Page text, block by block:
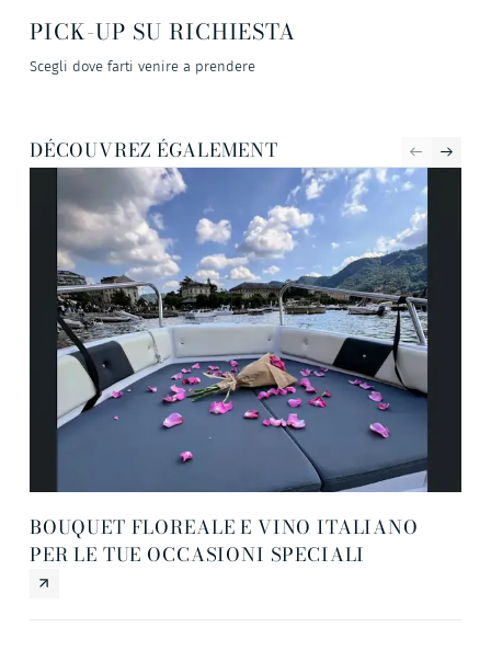
PICK-UP SU RICHIESTA
Scegli dove farti venire a prendere
DÉCOUVREZ ÉGALEMENT
BOUQUET FLOREALE E VINO ITALIANO
PER LE TUE OCCASIONI SPECIALI